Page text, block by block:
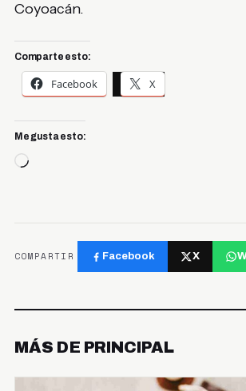
Coyoacán.
Comparte esto:
Facebook X
Me gusta esto:
Cargando...
COMPARTIR Facebook X
MÁS DE PRINCIPAL